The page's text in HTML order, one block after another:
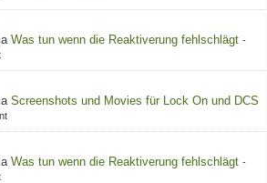
Was tun wenn die Reaktiverung fehlschlägt -
Screenshots und Movies für Lock On und DCS
Was tun wenn die Reaktiverung fehlschlägt -